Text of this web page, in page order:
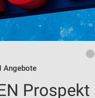
Angebote